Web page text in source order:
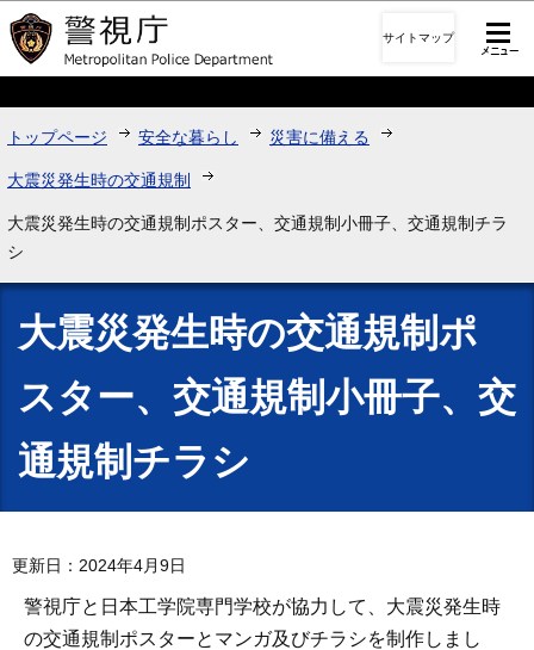
このページの本文へ移動
サイトマップ
トップページ 安全な暮らし 災害に備える
大震災発生時の交通規制
大震災発生時の交通規制ポスター、交通規制小冊子、交通規制チラ
シ
大震災発生時の交通規制ポ
スター、交通規制小冊子、交
通規制チラシ
更新日：2024年4月9日
警視庁と日本工学院専門学校が協力して、大震災発生時
の交通規制ポスターとマンガ及びチラシを制作しまし